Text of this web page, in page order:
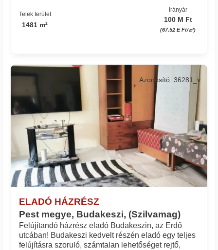
Telek terület
1481 m²
Irányár
100 M Ft
(67.52 E Ft/㎡)
ELADÓ HÁZRÉSZ
Pest megye, Budakeszi, (Szilvamag)
Azonosító: 36281_v
Felújítandó házrész eladó Budakeszin, az Erdő
utcában! Budakeszi kedvelt részén eladó egy teljes
felújításra szoruló, számtalan lehetőséget rejtő,